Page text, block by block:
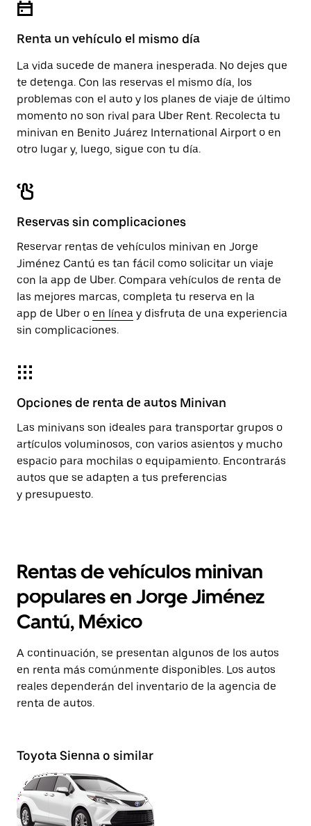
para
cerrar
calendario.
Renta un vehículo el mismo día
La vida sucede de manera inesperada. No dejes que
te detenga. Con las reservas el mismo día, los
problemas con el auto y los planes de viaje de último
momento no son rival para Uber Rent. Recolecta tu
minivan en Benito Juárez International Airport o en
otro lugar y, luego, sigue con tu día.
Reservas sin complicaciones
Reservar rentas de vehículos minivan en Jorge
Jiménez Cantú es tan fácil como solicitar un viaje
con la app de Uber. Compara vehículos de renta de
las mejores marcas, completa tu reserva en la
app de Uber o en línea y disfruta de una experiencia
sin complicaciones.
Opciones de renta de autos Minivan
Las minivans son ideales para transportar grupos o
artículos voluminosos, con varios asientos y mucho
espacio para mochilas o equipamiento. Encontrarás
autos que se adapten a tus preferencias
y presupuesto.
Rentas de vehículos minivan
populares en Jorge Jiménez
Cantú, México
A continuación, se presentan algunos de los autos
en renta más comúnmente disponibles. Los autos
reales dependerán del inventario de la agencia de
renta de autos.
Toyota Sienna o similar